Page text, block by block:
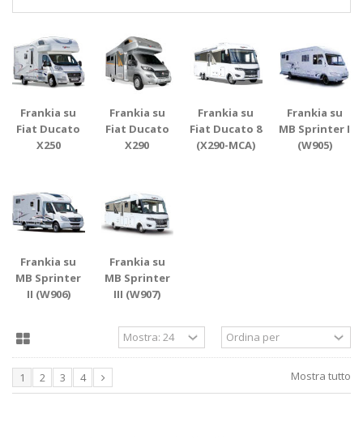
Frankia su
Fiat Ducato
X250
Frankia su
Fiat Ducato
X290
Frankia su
Fiat Ducato 8
(X290-MCA)
Frankia su
MB Sprinter I
(W905)
Frankia su
MB Sprinter
II (W906)
Frankia su
MB Sprinter
III (W907)
Mostra tutto
1 2 3 4